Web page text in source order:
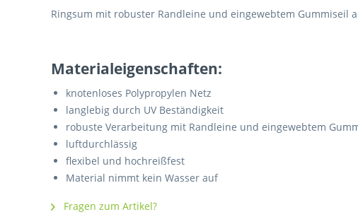
Ringsum mit robuster Randleine und eingewebtem Gummiseil
Materialeigenschaften:
knotenloses Polypropylen Netz
langlebig durch UV Beständigkeit
robuste Verarbeitung mit Randleine und eingewebtem
luftdurchlässig
flexibel und hochreißfest
Material nimmt kein Wasser auf
Fragen zum Artikel?